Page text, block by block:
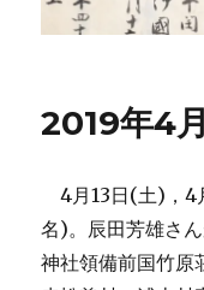
2019年4
4月13日(土) ，4
名)。辰田芳雄さ
神社領備前国竹原